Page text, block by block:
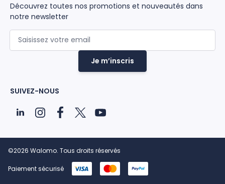
Découvrez toutes nos promotions et nouveautés dans
notre newsletter
Je m’inscris
SUIVEZ-NOUS
©2026 Walomo. Tous droits réservés
Paiement sécurisé